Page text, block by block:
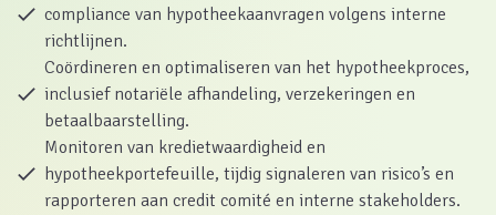
compliance van hypotheekaanvragen volgens interne
richtlijnen.
Coördineren en optimaliseren van het hypotheekproces,
inclusief notariële afhandeling, verzekeringen en
betaalbaarstelling.
Monitoren van kredietwaardigheid en
hypotheekportefeuille, tijdig signaleren van risico’s en
rapporteren aan credit comité en interne stakeholders.